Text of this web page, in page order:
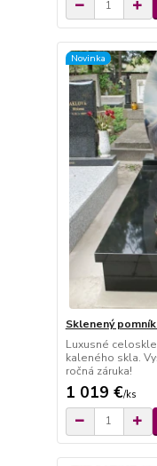
Novinka
Sklenený
Luxusné
kaleného skla.
ročná záruka!
1 019 €/ks